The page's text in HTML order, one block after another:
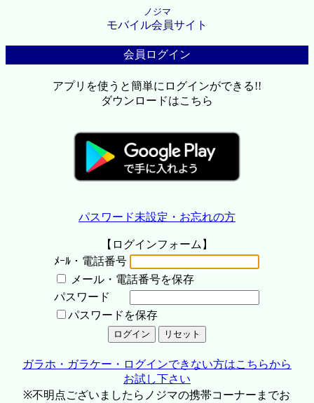
ノジマ
モバイル会員サイト
会員ログイン
アプリを使うと簡単にログインができる!!
ダウンロードはこちら
パスワード未設定・お忘れの方
【ログインフォーム】
ﾒｰﾙ・電話番号
メール・電話番号を保存
パスワード
パスワードを保存
ガラホ・ガラケー・ログインできない方はこちらから
お試し下さい
※不明点ございましたらノジマの携帯コーナーまでお